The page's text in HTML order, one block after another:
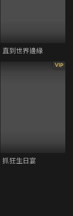
直到世界邊緣
VIP
抓狂生日宴